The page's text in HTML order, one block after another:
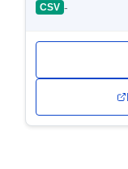
CSV -